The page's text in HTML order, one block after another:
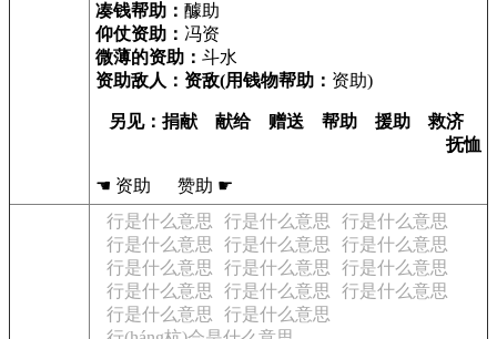
凑钱帮助： 醵助
仰仗资助： 冯资
微薄的资助： 斗水
资助敌人：资敌(用钱物帮助： 资助)
另见：捐献 献给 赠送 帮助 援助 救济
抚恤
☚ 资助 赞助 ☛
行是什么意思 行是什么意思
行是什么意思
行是什么意思
行是什么意思
行是什么意思
行是什么意思
行是什么意思
行是什么意思
行是什么意思
行是什么意思
行是什么意思
行是什么意思
行是什么意思